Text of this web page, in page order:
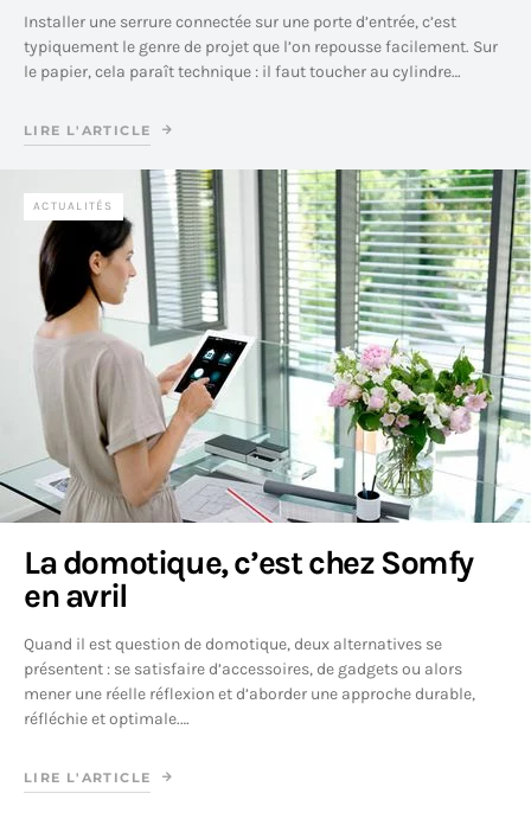
Installer une serrure connectée sur une porte d’entrée, c’est
typiquement le genre de projet que l’on repousse facilement. Sur
le papier, cela paraît technique : il faut toucher au cylindre…
LIRE L'ARTICLE
ACTUALITÉS
La domotique, c’est chez Somfy
en avril
Quand il est question de domotique, deux alternatives se
présentent : se satisfaire d’accessoires, de gadgets ou alors
mener une réelle réflexion et d’aborder une approche durable,
réfléchie et optimale.…
LIRE L'ARTICLE